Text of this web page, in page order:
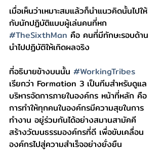
เมื่อเห็นว่าเหมาะสมแล้วก็นำแนวคิดนั้นไปให้
กับนักปฏิบัติแบบผู้เล่นคนที่หก
#TheSixthMan คือ คนที่มีทักษะรอบด้าน
นำไปปฏิบัติให้เกิดผลจริง
ที่อธิบายข้างบนนั้น #WorkingTribes
เรียกว่า Formation 3 เป็นทีมสำหรับดูแล
บริหารจัดการภายในองค์กร หน้าที่หลัก คือ
การทำให้ทุกคนในองค์กรมีความสุขในการ
ทำงาน อยู่ร่วมกันได้อย่างสมานสามัคคี
สร้างวัฒนธรรมองค์กรที่ดี เพื่อขับเคลื่อน
องค์กรไปสู่ความสำเร็จอย่างยั่งยืน